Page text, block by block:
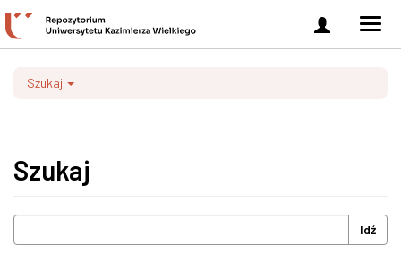
Zaloguj
się
Szukaj
Szukaj
Idź